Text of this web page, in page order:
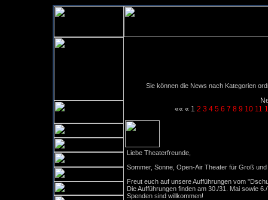
Sie können die News nach Kategorien
«« « 1 2 3 4 5 6 7 8 9 10 11
Liebe Theaterfreunde,
Sommer, Sonne, Open-Air Theater für Groß und
Freut euch auf unsere Aufführungen vom
Die Aufführungen finden am 30./31. Mai sowie
Spenden sind willkommen!